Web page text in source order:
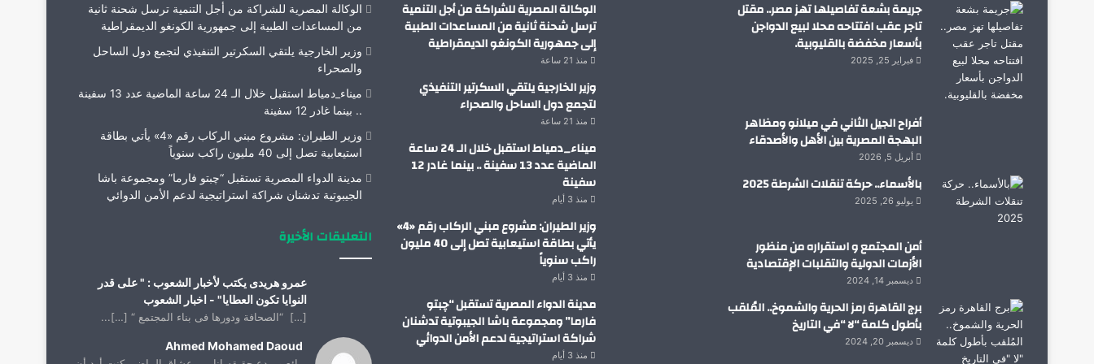
جريمة بشعة تفاصيلها تهز مصر.. مقتل
تاجر عقب افتتاحه محلا لبيع الدواجن
بأسعار مخفضة بالقليوبية.
فبراير 25, 2025
أفراح الجيل الثاني في ميلانو ومظاهر
البهجة المصرية بين الأهل والأصدقاء
أبريل 5, 2026
بالأسماء.. حركة تنقلات الشرطة 2025
يوليو 26, 2025
أمن المجتمع و استقراره من منظور
الأزمات الدولية والتقلبات الإقتصادية
ديسمبر 14, 2024
برج القاهرة رمز الحرية والشموخ.. المُلقب
بأطول كلمة “لا “في التاريخ
ديسمبر 20, 2024
الوكالة المصرية للشراكة من أجل التنمية
ترسل شحنة ثانية من المساعدات الطبية
إلى جمهورية الكونغو الديمقراطية
منذ 21 ساعة
وزير الخارجية يلتقي السكرتير التنفيذي
لتجمع دول الساحل والصحراء
منذ 21 ساعة
ميناء_دمياط استقبل خلال الـ 24 ساعة
الماضية عدد 13 سفينة .. بينما غادر 12
سفينة
منذ 3 أيام
وزير الطيران: مشروع مبني الركاب رقم «4»
يأتي بطاقة استيعابية تصل إلى 40 مليون
راكب سنوياً
منذ 3 أيام
مدينة الدواء المصرية تستقبل “چبتو
فارما” ومجموعة باشا الجيبوتية تدشنان
شراكة استراتيجية لدعم الأمن الدوائي
منذ 3 أيام
الوكالة المصرية للشراكة من أجل التنمية ترسل شحنة ثانية
من المساعدات الطبية إلى جمهورية الكونغو الديمقراطية
وزير الخارجية يلتقي السكرتير التنفيذي لتجمع دول الساحل
والصحراء
ميناء_دمياط استقبل خلال الـ 24 ساعة الماضية عدد 13 سفينة
.. بينما غادر 12 سفينة
وزير الطيران: مشروع مبني الركاب رقم «4» يأتي بطاقة
استيعابية تصل إلى 40 مليون راكب سنوياً
مدينة الدواء المصرية تستقبل “چبتو فارما” ومجموعة باشا
الجيبوتية تدشنان شراكة استراتيجية لدعم الأمن الدوائي
التعليقات الأخيرة
عمرو هريدى يكتب لأخبار الشعوب : " على قدر
النوايا تكون العطايا" - اخبار الشعوب
[…] “الصحافة ودورها فى بناء المجتمع “ […]...
Ahmed Mohamed Daoud